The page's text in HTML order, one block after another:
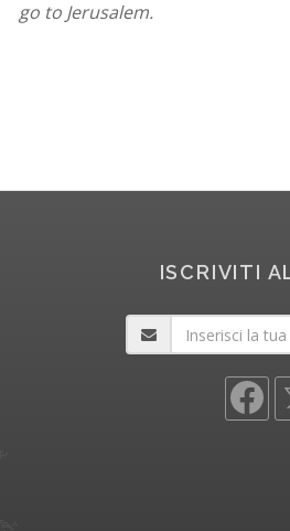
go to Jerusalem.
ISCRIVITI